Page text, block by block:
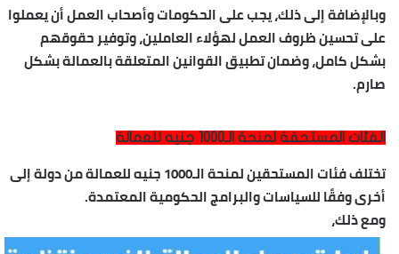
وبالإضافة إلى ذلك، يجب على الحكومات وأصحاب العمل أن يعملوا
على تحسين ظروف العمل لهؤلاء العاملين، وتوفير حقوقهم
بشكل كامل، وضمان تطبيق القوانين المتعلقة بالعمالة بشكل
صارم.
الفئات المستحقة لمنحة الـ1000 جنيه للعمالة
تختلف فئات المستحقين لمنحة الـ1000 جنيه للعمالة من دولة إلى
أخرى وفقًا للسياسات والبرامج الحكومية المعتمدة.
ومع ذلك،